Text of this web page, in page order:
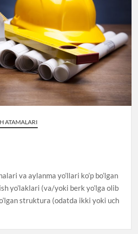
ATAMALARI
va aylanma yo’llari ko’p bo’lgan
yo’laklari (va/yoki berk yo’lga olib
struktura (odatda ikki yoki uch